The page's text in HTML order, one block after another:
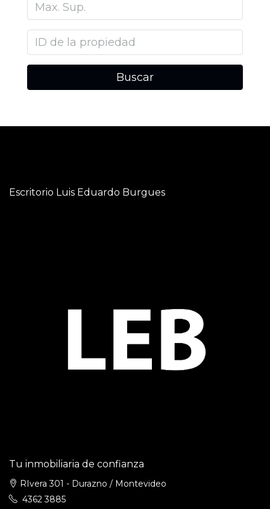
Buscar
Escritorio Luis Eduardo Burgues
Tu inmobiliaria de confianza
RIvera 301 - Durazno / Montevideo
4362 3885